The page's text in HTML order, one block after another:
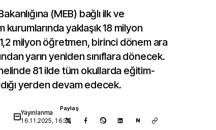
(MEB) bağlı ilk ve
yaklaşık 18 milyon
milyon öğretmen, birinci dönem ara
yarın yeniden sınıflara dönecek.
81 ilde tüm okullarda eğitim-
yerden devam edecek.
Yayınlanma
16.11.2025, 16:30
Paylaş
N